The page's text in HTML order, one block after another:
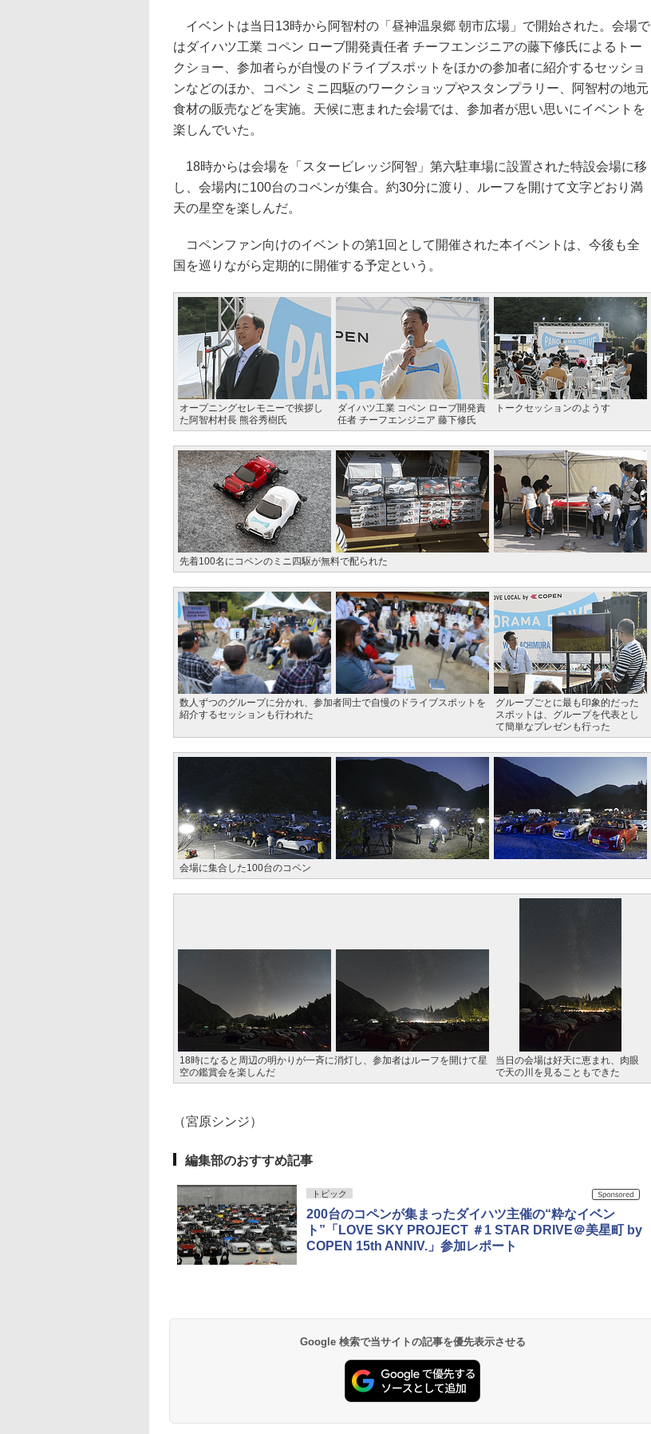
イベントは当日13時から阿智村の「昼神温泉郷 朝市広場」で開始された。会場で
はダイハツ工業 コペン ローブ開発責任者 チーフエンジニアの藤下修氏によるトー
クショー、参加者らが自慢のドライブスポットをほかの参加者に紹介するセッショ
ンなどのほか、コペン ミニ四駆のワークショップやスタンプラリー、阿智村の地元
食材の販売などを実施。天候に恵まれた会場では、参加者が思い思いにイベントを
楽しんでいた。
18時からは会場を「スタービレッジ阿智」第六駐車場に設置された特設会場に移
し、会場内に100台のコペンが集合。約30分に渡り、ルーフを開けて文字どおり満
天の星空を楽しんだ。
コペンファン向けのイベントの第1回として開催された本イベントは、今後も全
国を巡りながら定期的に開催する予定という。
オープニングセレモニーで挨拶し
た阿智村村長 熊谷秀樹氏
ダイハツ工業 コペン ローブ開発責
任者 チーフエンジニア 藤下修氏
トークセッションのようす
先着100名にコペンのミニ四駆が無料で配られた
数人ずつのグループに分かれ、参加者同士で自慢のドライブスポットを
紹介するセッションも行われた
グループごとに最も印象的だった
スポットは、グループを代表とし
て簡単なプレゼンも行った
会場に集合した100台のコペン
18時になると周辺の明かりが一斉に消灯し、参加者はルーフを開けて星
空の鑑賞会を楽しんだ
当日の会場は好天に恵まれ、肉眼
で天の川を見ることもできた
（宮原シンジ）
編集部のおすすめ記事
トピック
200台のコペンが集まったダイハツ主催の“粋なイベン
ト”「LOVE SKY PROJECT ＃1 STAR DRIVE＠美星町 by
COPEN 15th ANNIV.」参加レポート
Google 検索で当サイトの記事を優先表示させる